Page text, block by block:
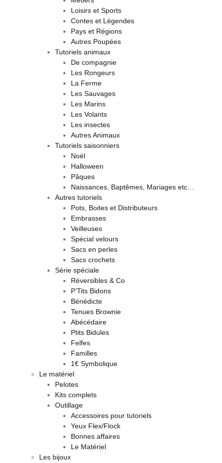
Loisirs et Sports
Contes et Légendes
Pays et Régions
Autres Poupées
Tutoriels animaux
De compagnie
Les Rongeurs
La Ferme
Les Sauvages
Les Marins
Les Volants
Les insectes
Autres Animaux
Tutoriels saisonniers
Noël
Halloween
Pâques
Naissances, Baptêmes, Mariages etc…
Autres tutoriels
Pots, Boites et Distributeurs
Embrasses
Veilleuses
Spécial velours
Sacs en perles
Sacs crochets
Série spéciale
Réversibles & Co
P’Tits Bidons
Bénédicte
Tenues Brownie
Abécédaire
Ptits Bidules
Felfes
Familles
1€ Symbolique
Le matériel
Pelotes
Kits complets
Outillage
Accessoires pour tutoriels
Yeux Flex/Flock
Bonnes affaires
Le Matériel
Les bijoux